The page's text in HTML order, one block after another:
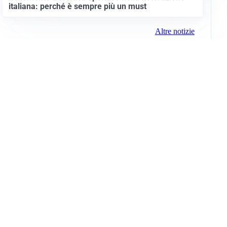
italiana: perché è sempre più un must
Altre notizie